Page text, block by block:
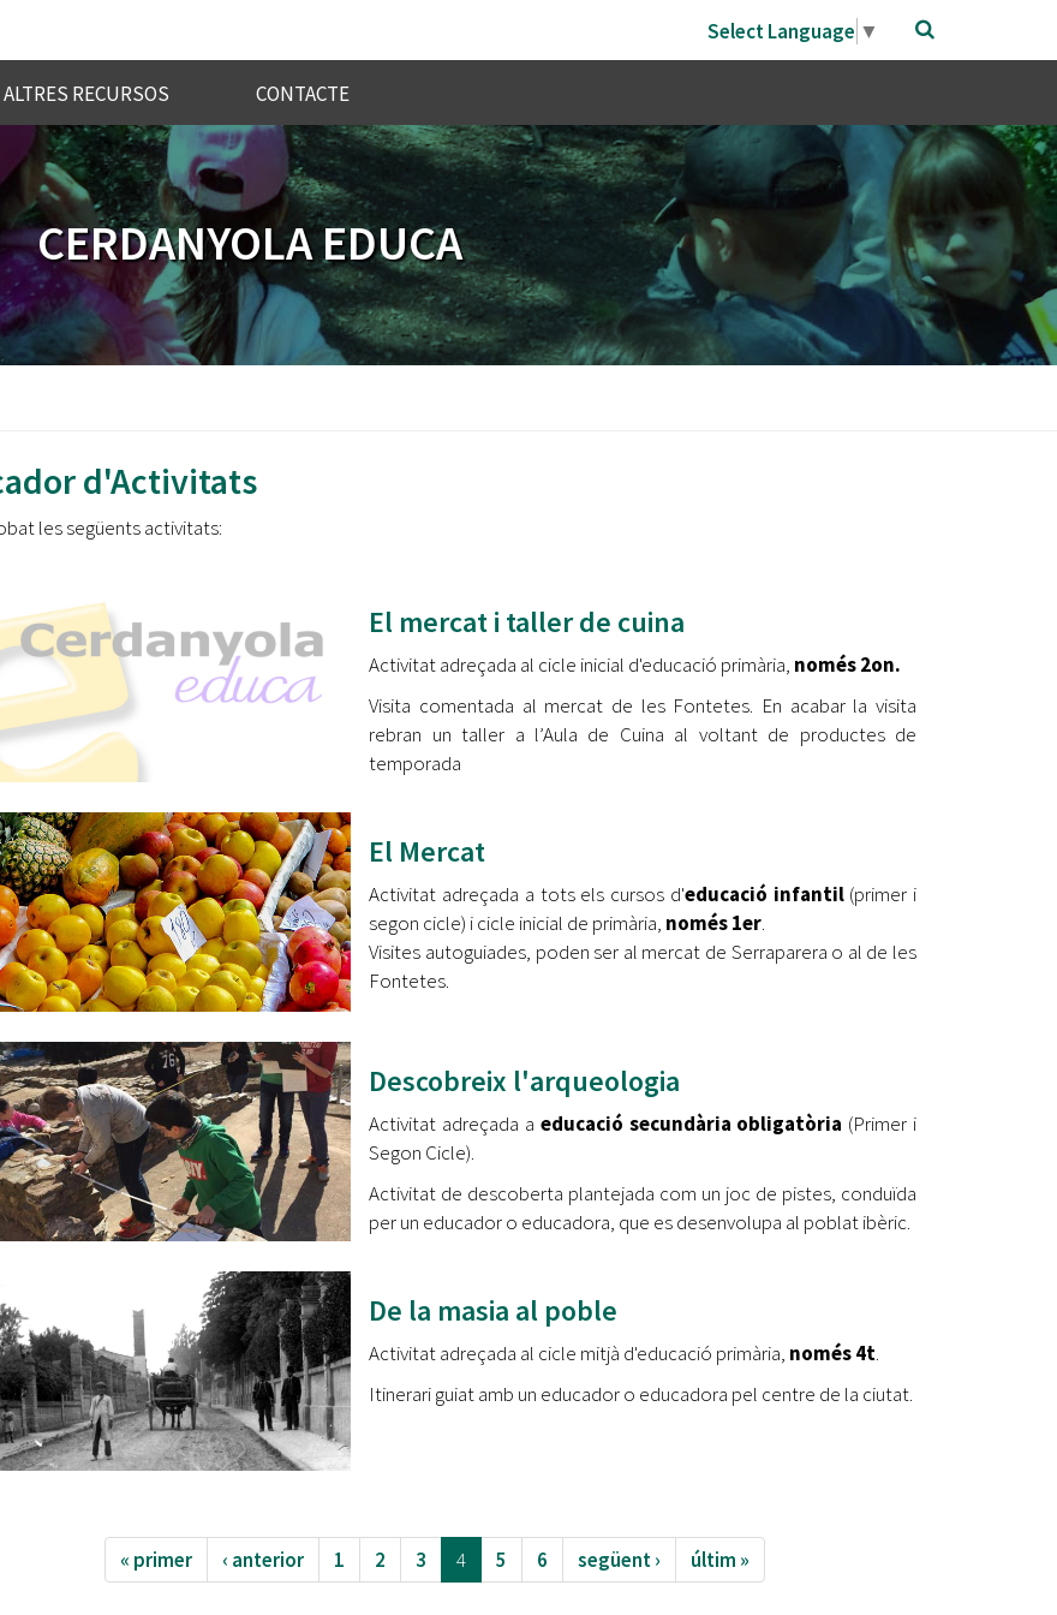
Select Language ▼
ALTRES RECURSOS CONTACTE
CERDANYOLA EDUCA
d'Activitats
les següents activitats:
El mercat i taller de cuina
Activitat adreçada al cicle inicial d'educació primària, només 2on.
Visita comentada al mercat de les Fontetes. En acabar la visita
rebran un taller a l’Aula de Cuina al voltant de productes de
temporada
El Mercat
Activitat adreçada a tots els cursos d'educació infantil (primer i
segon cicle) i cicle inicial de primària, només 1er.
Visites autoguiades, poden ser al mercat de Serraparera o al de les
Fontetes.
Descobreix l'arqueologia
Activitat adreçada a educació secundària obligatòria (Primer i
Segon Cicle).
Activitat de descoberta plantejada com un joc de pistes, conduïda
per un educador o educadora, que es desenvolupa al poblat ibèric.
De la masia al poble
Activitat adreçada al cicle mitjà d'educació primària, només 4t.
Itinerari guiat amb un educador o educadora pel centre de la ciutat.
« primer ‹ anterior 1 2 3 4 5 6 següent › últim »